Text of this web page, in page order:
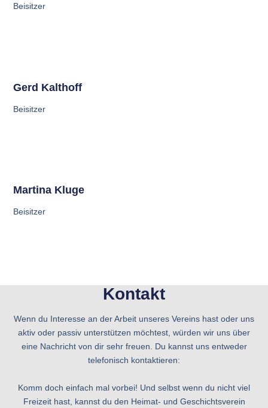
Beisitzer
Gerd Kalthoff
Beisitzer
Martina Kluge
Beisitzer
Kontakt
Wenn du Interesse an der Arbeit unseres Vereins hast oder uns
aktiv oder passiv unterstützen möchtest, würden wir uns über
eine Nachricht von dir sehr freuen. Du kannst uns entweder
telefonisch kontaktieren:
Komm doch einfach mal vorbei! Und selbst wenn du nicht viel
Freizeit hast, kannst du den Heimat- und Geschichtsverein